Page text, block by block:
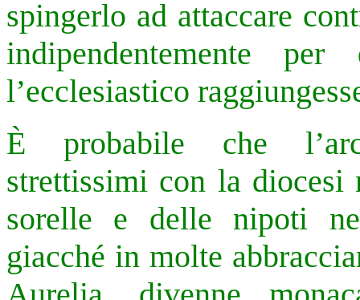
spingerlo ad attaccare
indipendentemente
l’ecclesiastico
È probabile che
strettissimi con la diocesi
sorelle e delle nipoti
giacché in molte